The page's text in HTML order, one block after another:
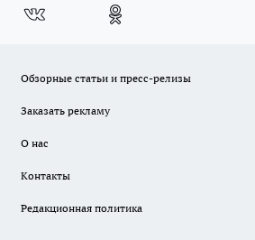
Обзорные статьи и пресс-релизы
Заказать рекламу
О нас
Контакты
Редакционная политика